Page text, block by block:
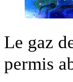
Le gaz
permis